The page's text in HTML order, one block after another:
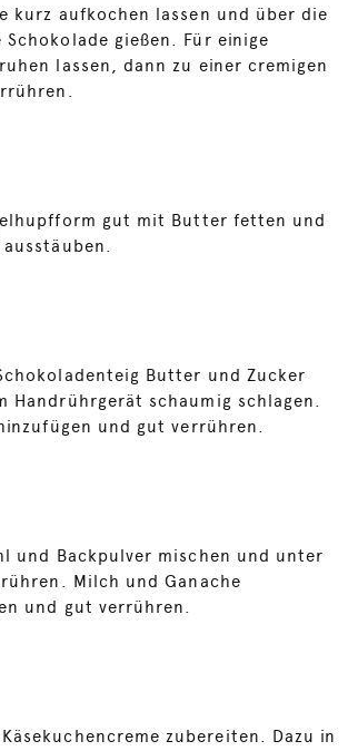
kurz aufkochen lassen und über die
Schokolade gießen. Für einige
lassen, dann zu einer cremigen
gut mit Butter fetten und
Butter und Zucker
Handrührgerät schaumig schlagen.
und gut verrühren.
und Backpulver mischen und unter
Milch und Ganache
und gut verrühren.
zubereiten. Dazu in